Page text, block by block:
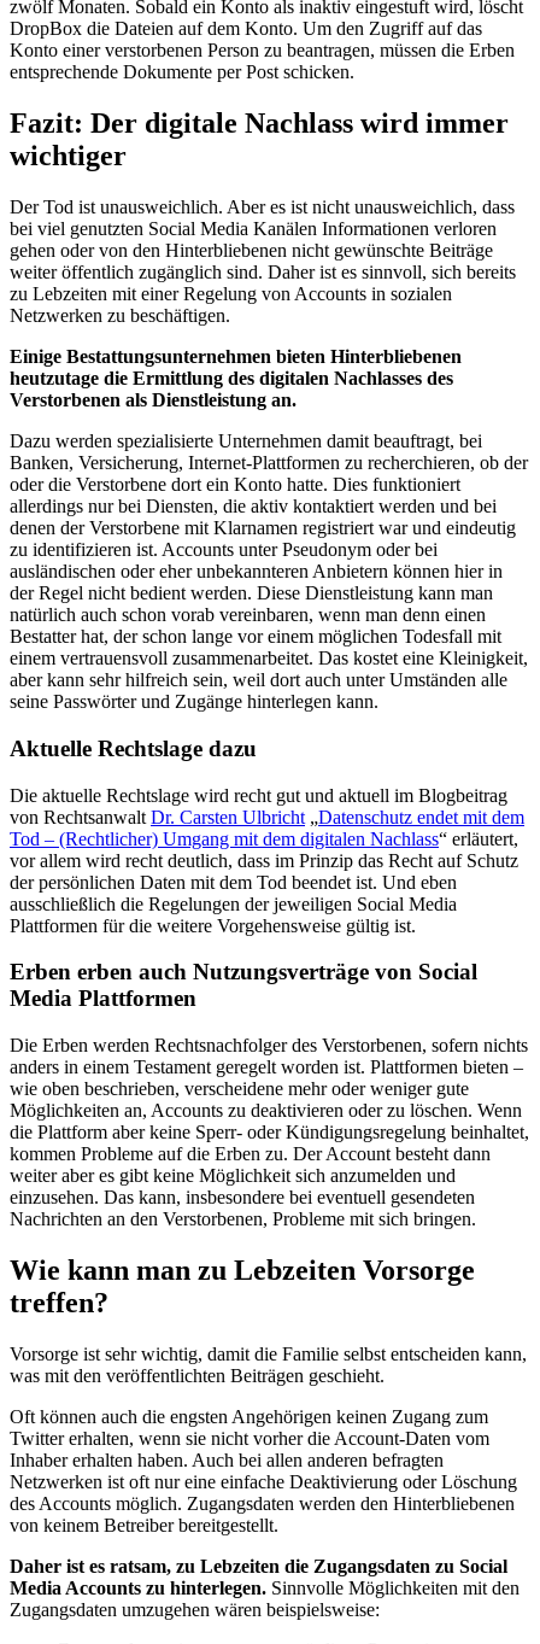
zwölf Monaten. Sobald ein Konto als inaktiv eingestuft wird, löscht
DropBox die Dateien auf dem Konto. Um den Zugriff auf das
Konto einer verstorbenen Person zu beantragen, müssen die Erben
entsprechende Dokumente per Post schicken.
Fazit: Der digitale Nachlass wird immer
wichtiger
Der Tod ist unausweichlich. Aber es ist nicht unausweichlich, dass
bei viel genutzten Social Media Kanälen Informationen verloren
gehen oder von den Hinterbliebenen nicht gewünschte Beiträge
weiter öffentlich zugänglich sind. Daher ist es sinnvoll, sich bereits
zu Lebzeiten mit einer Regelung von Accounts in sozialen
Netzwerken zu beschäftigen.
Einige Bestattungsunternehmen bieten Hinterbliebenen
heutzutage die Ermittlung des digitalen Nachlasses des
Verstorbenen als Dienstleistung an.
Dazu werden spezialisierte Unternehmen damit beauftragt, bei
Banken, Versicherung, Internet-Plattformen zu recherchieren, ob der
oder die Verstorbene dort ein Konto hatte. Dies funktioniert
allerdings nur bei Diensten, die aktiv kontaktiert werden und bei
denen der Verstorbene mit Klarnamen registriert war und eindeutig
zu identifizieren ist. Accounts unter Pseudonym oder bei
ausländischen oder eher unbekannteren Anbietern können hier in
der Regel nicht bedient werden. Diese Dienstleistung kann man
natürlich auch schon vorab vereinbaren, wenn man denn einen
Bestatter hat, der schon lange vor einem möglichen Todesfall mit
einem vertrauensvoll zusammenarbeitet. Das kostet eine Kleinigkeit,
aber kann sehr hilfreich sein, weil dort auch unter Umständen alle
seine Passwörter und Zugänge hinterlegen kann.
Aktuelle Rechtslage dazu
Die aktuelle Rechtslage wird recht gut und aktuell im Blogbeitrag
von Rechtsanwalt Dr. Carsten Ulbricht „Datenschutz endet mit dem
Tod – (Rechtlicher) Umgang mit dem digitalen Nachlass“ erläutert,
vor allem wird recht deutlich, dass im Prinzip das Recht auf Schutz
der persönlichen Daten mit dem Tod beendet ist. Und eben
ausschließlich die Regelungen der jeweiligen Social Media
Plattformen für die weitere Vorgehensweise gültig ist.
Erben erben auch Nutzungsverträge von Social
Media Plattformen
Die Erben werden Rechtsnachfolger des Verstorbenen, sofern nichts
anders in einem Testament geregelt worden ist. Plattformen bieten –
wie oben beschrieben, verscheidene mehr oder weniger gute
Möglichkeiten an, Accounts zu deaktivieren oder zu löschen. Wenn
die Plattform aber keine Sperr- oder Kündigungsregelung beinhaltet,
kommen Probleme auf die Erben zu. Der Account besteht dann
weiter aber es gibt keine Möglichkeit sich anzumelden und
einzusehen. Das kann, insbesondere bei eventuell gesendeten
Nachrichten an den Verstorbenen, Probleme mit sich bringen.
Wie kann man zu Lebzeiten Vorsorge
treffen?
Vorsorge ist sehr wichtig, damit die Familie selbst entscheiden kann,
was mit den veröffentlichten Beiträgen geschieht.
Oft können auch die engsten Angehörigen keinen Zugang zum
Twitter erhalten, wenn sie nicht vorher die Account-Daten vom
Inhaber erhalten haben. Auch bei allen anderen befragten
Netzwerken ist oft nur eine einfache Deaktivierung oder Löschung
des Accounts möglich. Zugangsdaten werden den Hinterbliebenen
von keinem Betreiber bereitgestellt.
Daher ist es ratsam, zu Lebzeiten die Zugangsdaten zu Social
Media Accounts zu hinterlegen. Sinnvolle Möglichkeiten mit den
Zugangsdaten umzugehen wären beispielsweise: